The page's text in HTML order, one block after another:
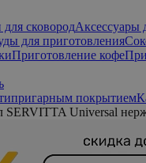
сковородАксессуары
для приготовления
Приготовление кофе
покрытием
SERVITTA Universal